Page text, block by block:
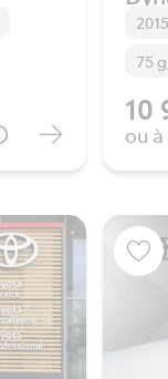
2015
75
10
ou